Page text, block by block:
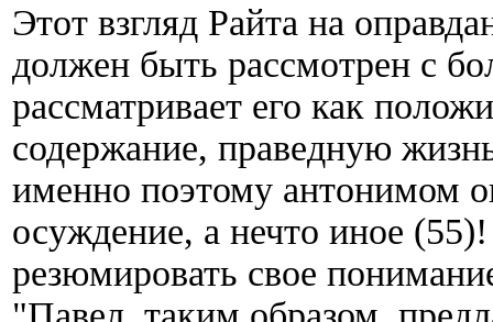
Этот взгляд Райта на
должен быть рассмотрен с
рассматривает его как
содержание, праведную
именно поэтому антонимом
осуждение, а нечто иное
резюмировать свое